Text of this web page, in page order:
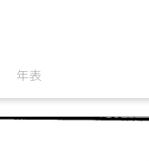
年表